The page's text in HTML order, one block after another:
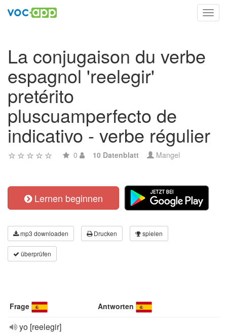
La conjugaison du verbe
espagnol 'reelegir'
pretérito
pluscuamperfecto de
indicativo - verbe régulier
0 10 Datenblatt Mangel
Lernen beginnen
mp3 downloaden Drucken spielen
überprüfen
Frage Antworten
yo [reelegir]